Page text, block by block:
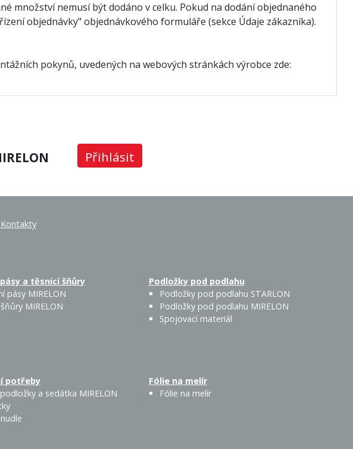
množství nemusí být dodáno v celku. Pokud na dodání objednaného
objednávky" objednávkového formuláře (sekce Údaje zákazníka).
pokynů, uvedených na webových stránkách výrobce zde:
Přihlásit
Kontakty
a těsnicí šňůry
pásy MIRELON
MIRELON
Podložky pod podlahu
Podložky pod podlahu STARLON
Podložky pod podlahu MIRELON
Spojovací materiál
potřeby
a sedátka MIRELON
Fólie na melír
Fólie na melír